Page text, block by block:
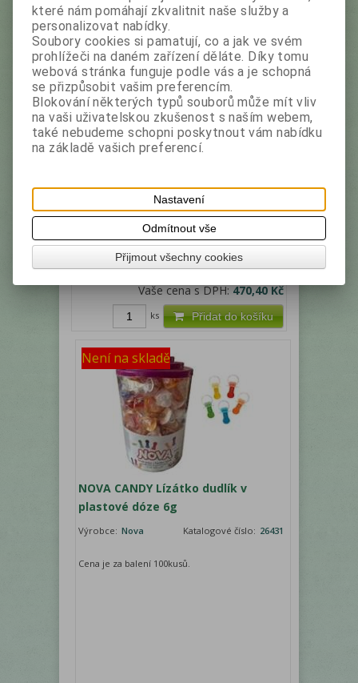
TRAUBENZUCKER lízátko hroznový
cukr - doza 100 kusů - 750g
Výrobce: Frigero
Vertriebsges.
Katalogové číslo:
Traubenzucker Lolly 100ks 07000002 Kategorie:
Komprimáty
Vaše cena bez DPH:420 Kč
Vaše cena s DPH: 470,40 Kč
Přidat do košíku
ks
Není na skladě
NOVA CANDY Lízátko dudlík v
plastové dóze 6g
Výrobce: Nova Katalogové číslo: 26431
Cena je za balení 100kusů.
které nám pomáhají zkvalitnit naše služby a
personalizovat nabídky.
Soubory cookies si pamatují, co a jak ve svém
prohlížeči na daném zařízení děláte. Díky tomu
webová stránka funguje podle vás a je schopná
se přizpůsobit vašim preferencím.
Blokování některých typů souborů může mít vliv
na vaši uživatelskou zkušenost s naším webem,
také nebudeme schopni poskytnout vám nabídku
na základě vašich preferencí.
Nastavení
Odmítnout vše
Přijmout všechny cookies